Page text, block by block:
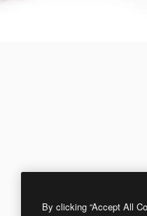
By clicking “Accept All